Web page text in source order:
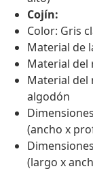
Cojín:
Color: Gris
Material de
Material del
Material del
algodón
(ancho x
(largo x